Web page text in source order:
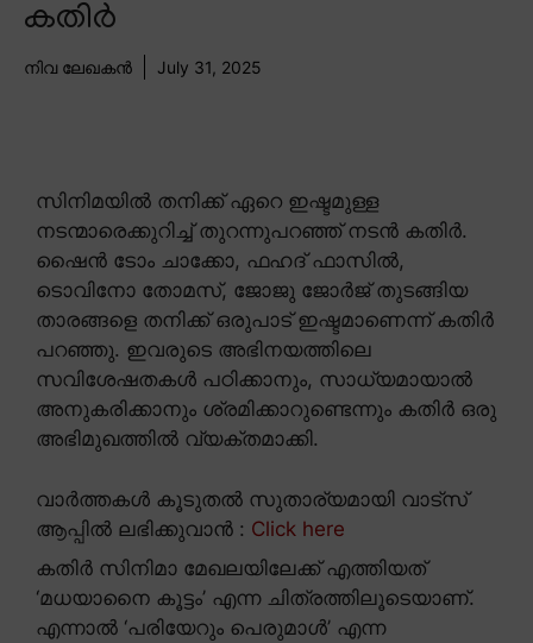
കതിർ
നിവ ലേഖകൻ July 31, 2025
സിനിമയിൽ തനിക്ക് ഏറെ ഇഷ്ടമുള്ള
നടന്മാരെക്കുറിച്ച് തുറന്നുപറഞ്ഞ് നടൻ കതിർ.
ഷൈൻ ടോം ചാക്കോ, ഫഹദ് ഫാസിൽ,
ടൊവിനോ തോമസ്, ജോജു ജോർജ് തുടങ്ങിയ
താരങ്ങളെ തനിക്ക് ഒരുപാട് ഇഷ്ടമാണെന്ന് കതിർ
പറഞ്ഞു. ഇവരുടെ അഭിനയത്തിലെ
സവിശേഷതകൾ പഠിക്കാനും, സാധ്യമായാൽ
അനുകരിക്കാനും ശ്രമിക്കാറുണ്ടെന്നും കതിർ ഒരു
അഭിമുഖത്തിൽ വ്യക്തമാക്കി.
വാർത്തകൾ കൂടുതൽ സുതാര്യമായി വാട്സ്
ആപ്പിൽ ലഭിക്കുവാൻ : Click here
കതിർ സിനിമാ മേഖലയിലേക്ക് എത്തിയത്
‘മധയാനൈ കൂട്ടം’ എന്ന ചിത്രത്തിലൂടെയാണ്.
എന്നാൽ ‘പരിയേറും പെരുമാൾ’ എന്ന